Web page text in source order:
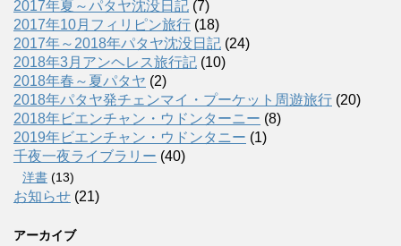
2017年夏～パタヤ沈没日記 (7)
2017年10月フィリピン旅行 (18)
2017年～2018年パタヤ沈没日記 (24)
2018年3月アンヘレス旅行記 (10)
2018年春～夏パタヤ (2)
2018年パタヤ発チェンマイ・プーケット周遊旅行 (20)
2018年ビエンチャン・ウドンターニー (8)
2019年ビエンチャン・ウドンタニー (1)
千夜一夜ライブラリー (40)
洋書 (13)
お知らせ (21)
アーカイブ